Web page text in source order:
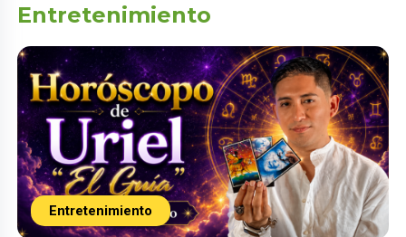
Entretenimiento
Entretenimiento